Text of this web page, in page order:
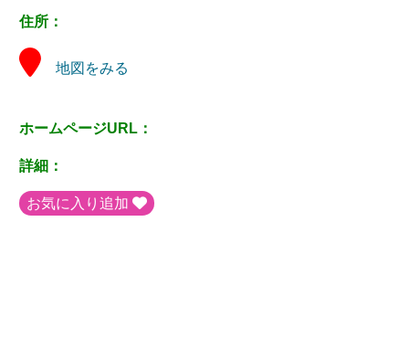
住所：
地図をみる
ホームページURL：
詳細：
お気に入り追加